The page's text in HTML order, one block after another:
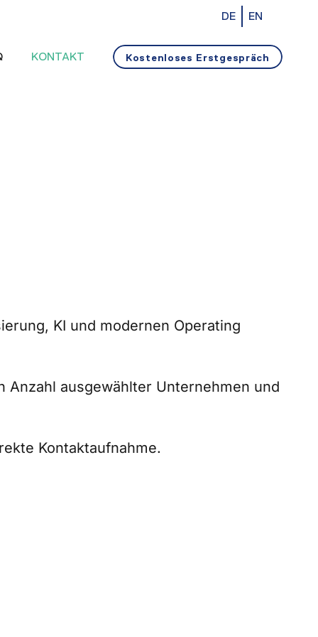
DE EN
KONTAKT Kostenloses Erstgespräch
KI und modernen Operating
ausgewählter Unternehmen und
Kontaktaufnahme.